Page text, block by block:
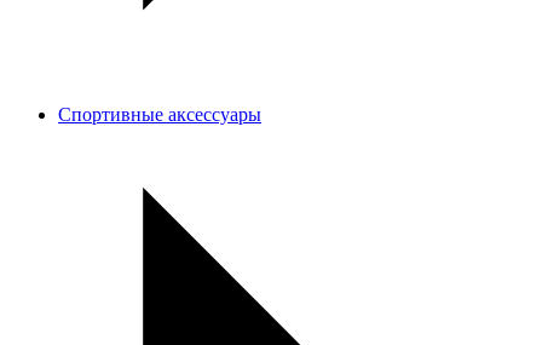
Спортивные аксессуары